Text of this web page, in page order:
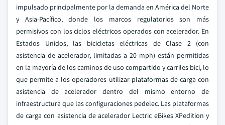
impulsado principalmente por la demanda en América del Norte
y Asia-Pacífico, donde los marcos regulatorios son más
permisivos con los ciclos eléctricos operados con acelerador. En
Estados Unidos, las bicicletas eléctricas de Clase 2 (con
asistencia de acelerador, limitadas a 20 mph) están permitidas
en la mayoría de los caminos de uso compartido y carriles bici, lo
que permite a los operadores utilizar plataformas de carga con
asistencia de acelerador dentro del mismo entorno de
infraestructura que las configuraciones pedelec. Las plataformas
de carga con asistencia de acelerador Lectric eBikes XPedition y